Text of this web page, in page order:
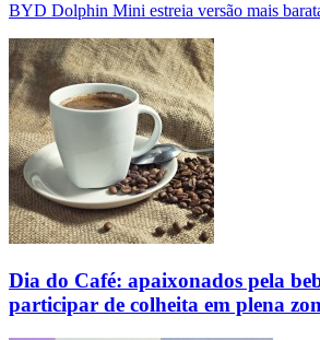
BYD Dolphin Mini estreia versão mais
Dia do Café: apaixonados pela
participar de colheita em plena